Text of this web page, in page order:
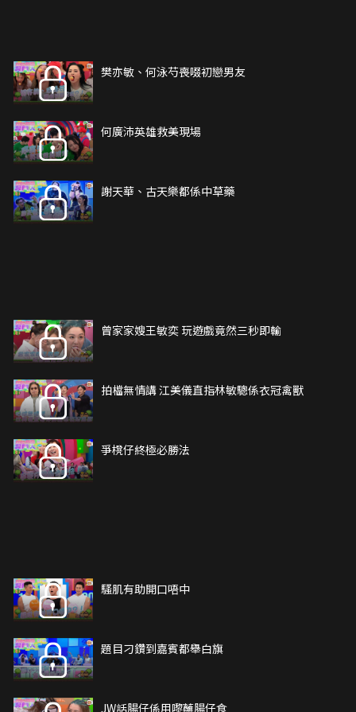
樊亦敏、何泳芍喪啜初戀男友
何廣沛英雄救美現場
謝天華、古天樂都係中草藥
曾家家嫂王敏奕 玩遊戲竟然三秒即輸
拍檔無情講 江美儀直指林敏驄係衣冠禽獸
爭櫈仔終極必勝法
騷肌有助開口唔中
題目刁鑽到嘉賓都舉白旗
JW話腸仔係用嚟蘸腸仔食